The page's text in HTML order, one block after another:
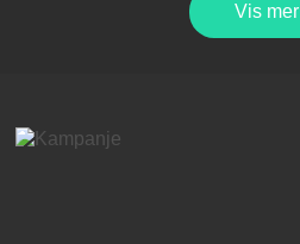
Vis mer